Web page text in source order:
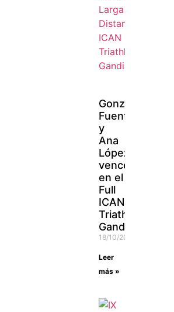
Gonzalo
Fuentes
y
Ana
López
vencen
en el
Full
ICAN
Triathlon
Gandia
18/10/2021
Leer
más »